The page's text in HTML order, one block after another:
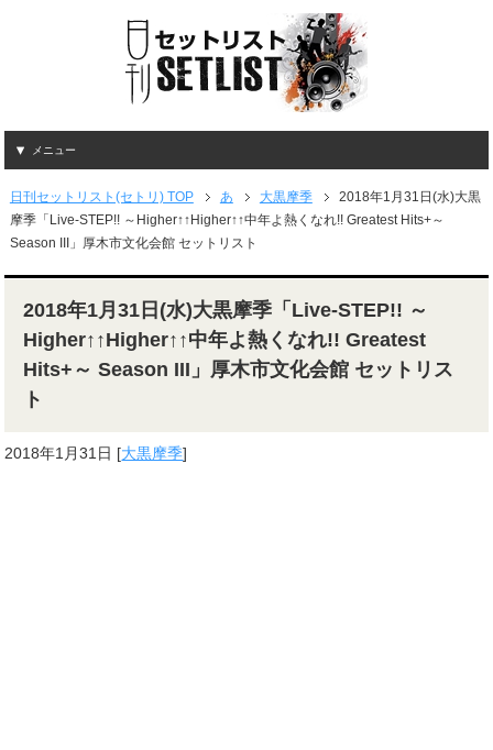
メニュー
日刊セットリスト(セトリ) TOP あ 大黒摩季
2018年1月31日(水)大黒
摩季「Live-STEP!! ～Higher↑↑Higher↑↑中年よ熱くなれ!! Greatest Hits+～
Season III」厚木市文化会館 セットリスト
2018年1月31日(水)大黒摩季「Live-STEP!! ～
Higher↑↑Higher↑↑中年よ熱くなれ!! Greatest
Hits+～ Season III」厚木市文化会館 セットリス
ト
2018年1月31日 [大黒摩季]